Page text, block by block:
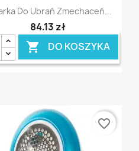
Szybki podgląd
Do Ubrań Zmechaceń...
84,13 zł
 DO KOSZYKA
favorite_border